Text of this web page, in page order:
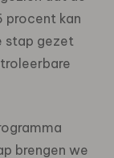
procent kan
stap gezet
brengen we